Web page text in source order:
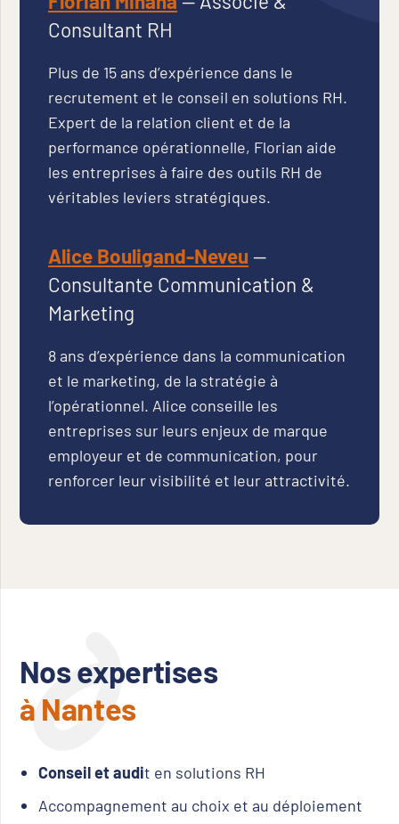
Consultant RH
Plus de 15 ans d’expérience dans le
recrutement et le conseil en solutions RH.
Expert de la relation client et de la
performance opérationnelle, Florian aide
les entreprises à faire des outils RH de
véritables leviers stratégiques.
Alice Bouligand-Neveu —
Consultante Communication &
Marketing
8 ans d’expérience dans la communication
et le marketing, de la stratégie à
l’opérationnel. Alice conseille les
entreprises sur leurs enjeux de marque
employeur et de communication, pour
renforcer leur visibilité et leur attractivité.
Nos expertises
à Nantes
Conseil et audit en solutions RH
Accompagnement au choix et au déploiement